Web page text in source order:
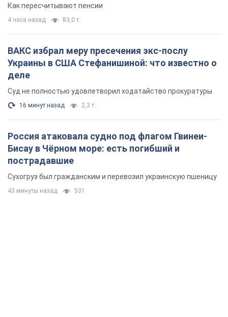
16 минут назад 2,3 т.
Россия атаковала судно под флагом Гвинеи-
Бисау в Чёрном море: есть погибший и
пострадавшие
Сухогруз был гражданским и перевозил украинскую пшеницу
43 минуты назад 531